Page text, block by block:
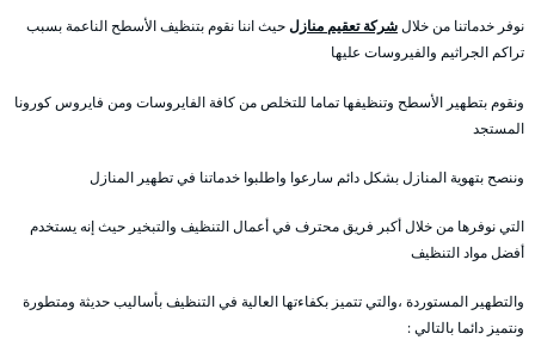
نوفر خدماتنا من خلالشركة تعقيم منازلحيث اننا نقوم بتنظيف الأسطح الناعمة بسبب
تراكم الجراثيم والفيروسات عليها
ونقوم بتطهير الأسطح وتنظيفها تماما للتخلص من كافة الفايروسات ومن فايروس كورونا
المستجد
وننصح بتهوية المنازل بشكل دائم سارعوا واطلبوا خدماتنا في تطهير المنازل
التي نوفرها من خلال أكبر فريق محترف في أعمال التنظيف والتبخير حيث إنه يستخدم
أفضل مواد التنظيف
والتطهير المستوردة ،والتي تتميز بكفاءتها العالية في التنظيف بأساليب حديثة ومتطورة
ونتميز دائما بالتالي :